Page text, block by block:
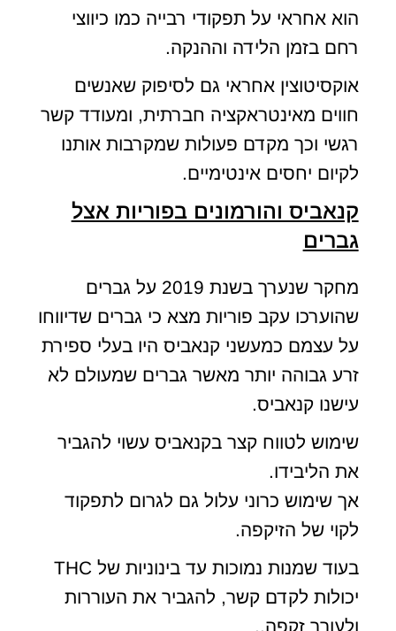
הוא אחראי על תפקודי רבייה כמו כיווצי
רחם בזמן הלידה וההנקה.
אוקסיטוצין אחראי גם לסיפוק שאנשים
חווים מאינטראקציה חברתית, ומעודד קשר
רגשי וכך מקדם פעולות שמקרבות אותנו
לקיום יחסים אינטימיים.
קנאביס והורמונים בפוריות אצל
גברים
מחקר שנערך בשנת 2019 על גברים
שהוערכו עקב פוריות מצא כי גברים שדיווחו
על עצמם כמעשני קנאביס היו בעלי ספירת
זרע גבוהה יותר מאשר גברים שמעולם לא
עישנו קנאביס.
שימוש לטווח קצר בקנאביס עשוי להגביר
את הליבידו.
אך שימוש כרוני עלול גם לגרום לתפקוד
לקוי של הזיקפה.
בעוד שמנות נמוכות עד בינוניות של THC
יכולות לקדם קשר, להגביר את העוררות
ולעורר זקפה,.